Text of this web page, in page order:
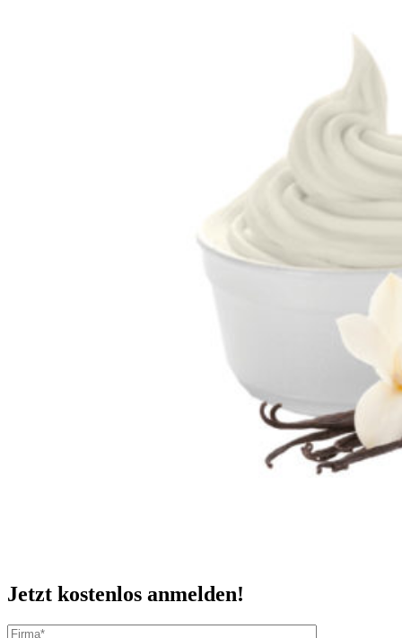
Jetzt kostenlos anmelden!